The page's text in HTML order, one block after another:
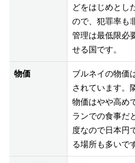
どをはじめとし
ので、犯罪率も
管理は最低限必
せる国です。
物価
ブルネイの物価
されています。
物価はやや高め
ランでの食事
度なので日本
る場所も多いで